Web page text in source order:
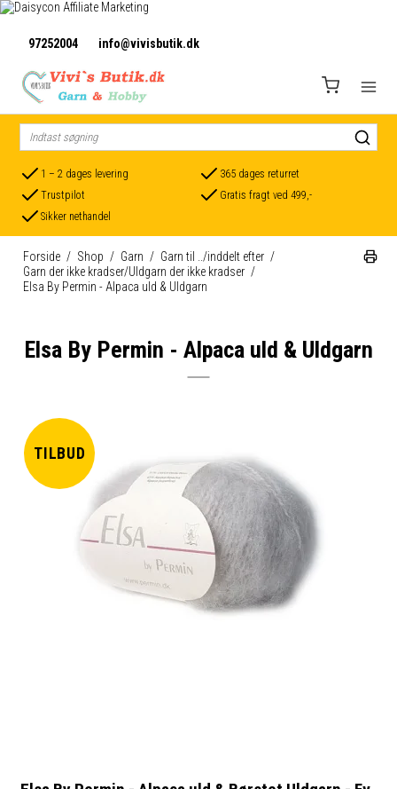
97252004 info@vivisbutik.dk
1 – 2 dages levering
365 dages returret
Trustpilot
Gratis fragt ved 499,-
Sikker nethandel
Forside / Shop / Garn / Garn til ../inddelt efter /
Garn der ikke kradser/Uldgarn der ikke kradser /
Elsa By Permin - Alpaca uld & Uldgarn
Elsa By Permin - Alpaca uld & Uldgarn
TILBUD